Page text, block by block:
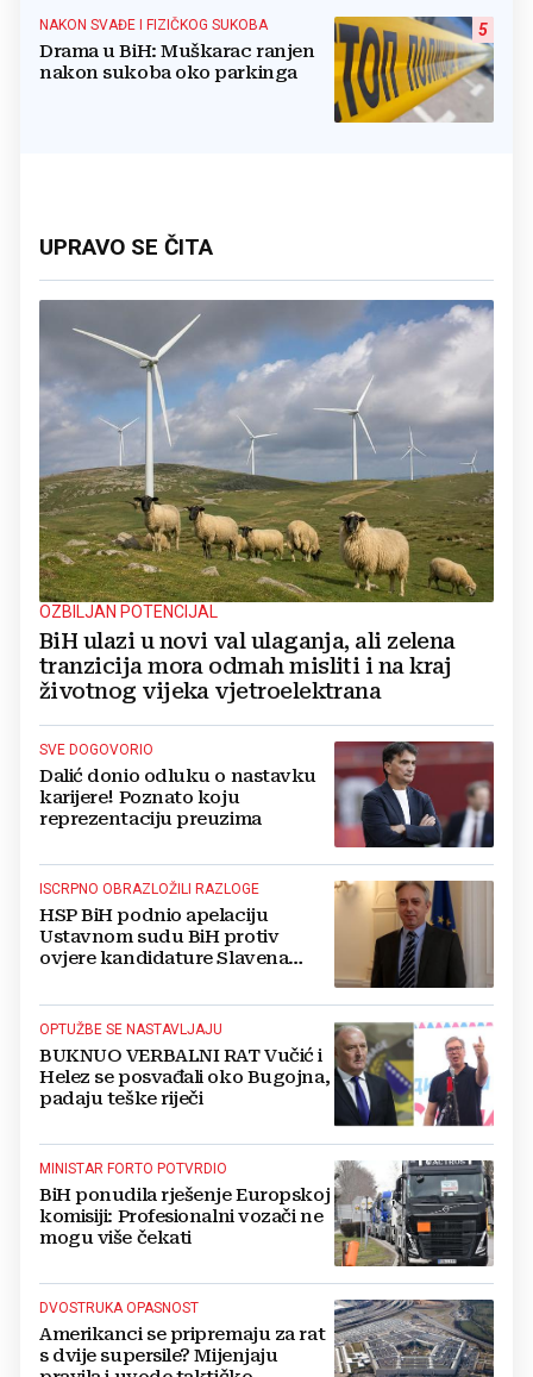
5
NAKON SVAĐE I FIZIČKOG SUKOBA
Drama u BiH: Muškarac ranjen
nakon sukoba oko parkinga
UPRAVO SE ČITA
OZBILJAN POTENCIJAL
BiH ulazi u novi val ulaganja, ali zelena
tranzicija mora odmah misliti i na kraj
životnog vijeka vjetroelektrana
SVE DOGOVORIO
Dalić donio odluku o nastavku
karijere! Poznato koju
reprezentaciju preuzima
ISCRPNO OBRAZLOŽILI RAZLOGE
HSP BiH podnio apelaciju
Ustavnom sudu BiH protiv
ovjere kandidature Slavena
OPTUŽBE SE NASTAVLJAJU
BUKNUO VERBALNI RAT Vučić i
Helez se posvađali oko Bugojna,
padaju teške riječi
MINISTAR FORTO POTVRDIO
BiH ponudila rješenje Europskoj
komisiji: Profesionalni vozači ne
mogu više čekati
DVOSTRUKA OPASNOST
Amerikanci se pripremaju za rat
s dvije supersile? Mijenjaju